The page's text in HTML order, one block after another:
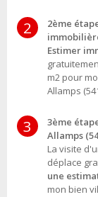
2
2ème
Estimer
m2 pour
Allamps
3
3ème
Allamps
La visite
déplace
une
mon bien